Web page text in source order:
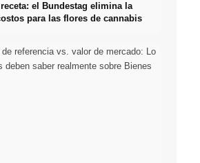
el Bundestag elimina la
para las flores de cannabis